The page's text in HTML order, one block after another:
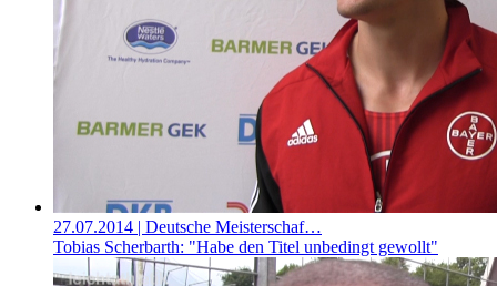
27.07.2014 | Deutsche Meisterschaf…
Tobias Scherbarth: "Habe den Titel unbedingt gewollt"